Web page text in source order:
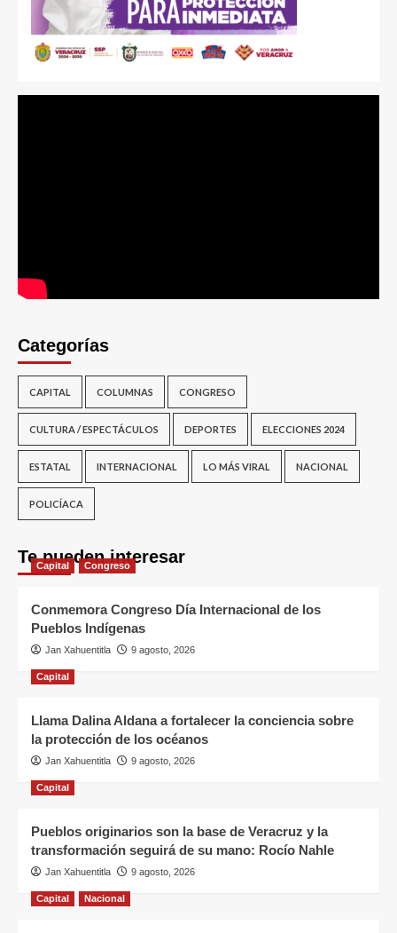
Categorías
CAPITAL COLUMNAS CONGRESO
CULTURA / ESPECTÁCULOS DEPORTES ELECCIONES 2024
ESTATAL INTERNACIONAL LO MÁS VIRAL NACIONAL
POLICÍACA
Te pueden interesar
Capital Congreso
Conmemora Congreso Día Internacional de los
Pueblos Indígenas
Jan Xahuentitla 9 agosto, 2026
Capital
Llama Dalina Aldana a fortalecer la conciencia sobre
la protección de los océanos
Jan Xahuentitla 9 agosto, 2026
Capital
Pueblos originarios son la base de Veracruz y la
transformación seguirá de su mano: Rocío Nahle
Jan Xahuentitla 9 agosto, 2026
Capital Nacional